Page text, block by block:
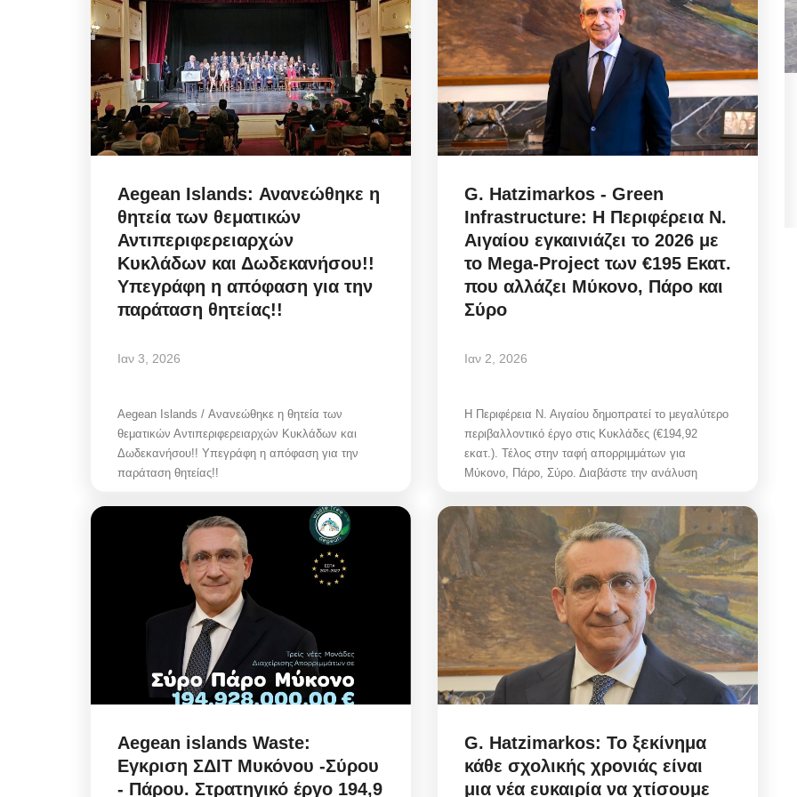
Aegean Islands: Ανανεώθηκε η
θητεία των θεματικών
Αντιπεριφερειαρχών
Κυκλάδων και Δωδεκανήσου!!
Υπεγράφη η απόφαση για την
παράταση θητείας!!
Ιαν 3, 2026
Aegean Islands / Ανανεώθηκε η θητεία των
θεματικών Αντιπεριφερειαρχών Κυκλάδων και
Δωδεκανήσου!! Υπεγράφη η απόφαση για την
παράταση θητείας!!
G. Hatzimarkos - Green
Infrastructure: Η Περιφέρεια Ν.
Αιγαίου εγκαινιάζει το 2026 με
το Mega-Project των €195 Εκατ.
που αλλάζει Μύκονο, Πάρο και
Σύρο
Ιαν 2, 2026
Η Περιφέρεια Ν. Αιγαίου δημοπρατεί το μεγαλύτερο
περιβαλλοντικό έργο στις Κυκλάδες (€194,92
εκατ.). Τέλος στην ταφή απορριμμάτων για
Μύκονο, Πάρο, Σύρο. Διαβάστε την ανάλυση
Aegean islands Waste:
Εγκριση ΣΔΙΤ Μυκόνου -Σύρου
- Πάρου. Στρατηγικό έργο 194,9
G. Hatzimarkos: Το ξεκίνημα
κάθε σχολικής χρονιάς είναι
μια νέα ευκαιρία να χτίσουμε
Tax Compliance Crackdown:
Ξεκινούν οι μεγάλοι έλεγχοι
μετά...
Tax Compliance Crackdown / Ξεκινούν οι μεγάλοι
έλεγχοι μετά τις δηλώσεις! Ποιες...
Cadastre digitalization: Τι
λειτουργεί πραγματικά
ψηφιακά...
Cadastre digitalization / Τι λειτουργεί πραγματικά
ψηφιακά & πώς διορθώνονται τα...